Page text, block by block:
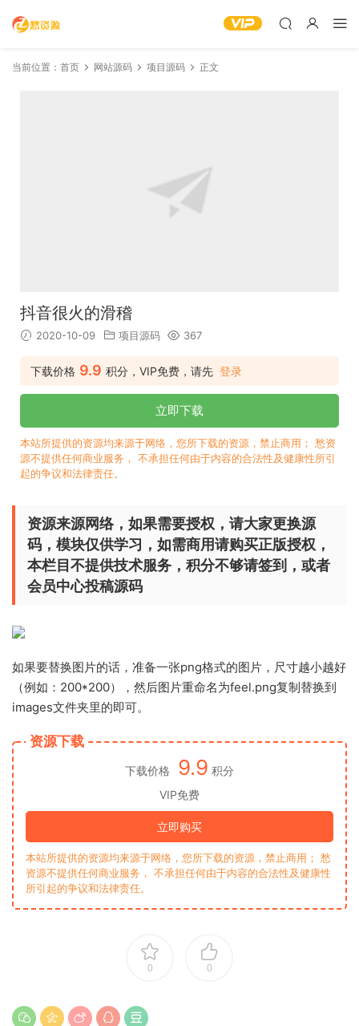
当前位置： 首页 网站源码 项目源码 正文
抖音很火的滑稽
2020-10-09 项目源码 367
下载价格 9.9 积分，VIP免费，请先 登录
立即下载
本站所提供的资源均来源于网络，您所下载的资源，禁止商用； 愁资
源不提供任何商业服务， 不承担任何由于内容的合法性及健康性所引
起的争议和法律责任。
资源来源网络，如果需要授权，请大家更换源
码，模块仅供学习，如需商用请购买正版授权，
本栏目不提供技术服务，积分不够请签到，或者
会员中心投稿源码
如果要替换图片的话，准备一张png格式的图片，尺寸越小越好
（例如：200*200），然后图片重命名为feel.png复制替换到
images文件夹里的即可。
资源下载
下载价格 9.9 积分
VIP免费
立即购买
本站所提供的资源均来源于网络，您所下载的资源，禁止商用； 愁
资源不提供任何商业服务， 不承担任何由于内容的合法性及健康性
所引起的争议和法律责任。
0 0